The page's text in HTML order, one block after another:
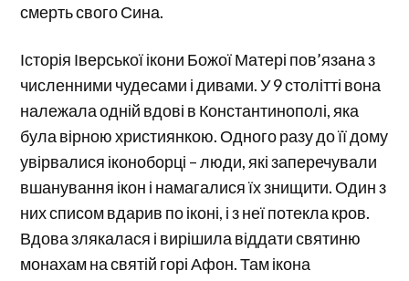
смерть свого Сина.
Історія Іверської ікони Божої Матері пов’язана з
численними чудесами і дивами. У 9 столітті вона
належала одній вдові в Константинополі, яка
була вірною християнкою. Одного разу до її дому
увірвалися іконоборці – люди, які заперечували
вшанування ікон і намагалися їх знищити. Один з
них списом вдарив по іконі, і з неї потекла кров.
Вдова злякалася і вирішила віддати святиню
монахам на святій горі Афон. Там ікона